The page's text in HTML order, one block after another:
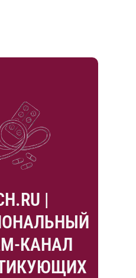
|
КАНАЛ